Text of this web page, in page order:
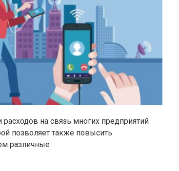
на связь многих предприятий
позволяет также повысить
различные